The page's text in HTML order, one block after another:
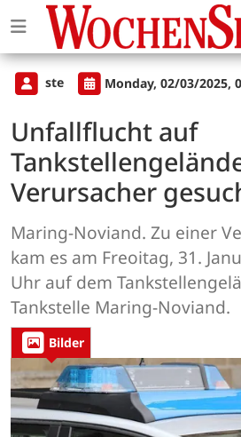
ste Monday, 02/03/2025,
Unfallflucht auf
Verursacher
Maring-Noviand. Zu einer
kam es am Freoitag, 31.
Uhr auf dem
Tankstelle Maring-Noviand.
Bilder